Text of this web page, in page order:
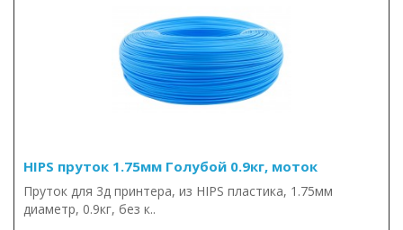
HIPS пруток 1.75мм Голубой 0.9кг, моток
Пруток для 3д принтера, из HIPS пластика, 1.75мм
диаметр, 0.9кг, без к..